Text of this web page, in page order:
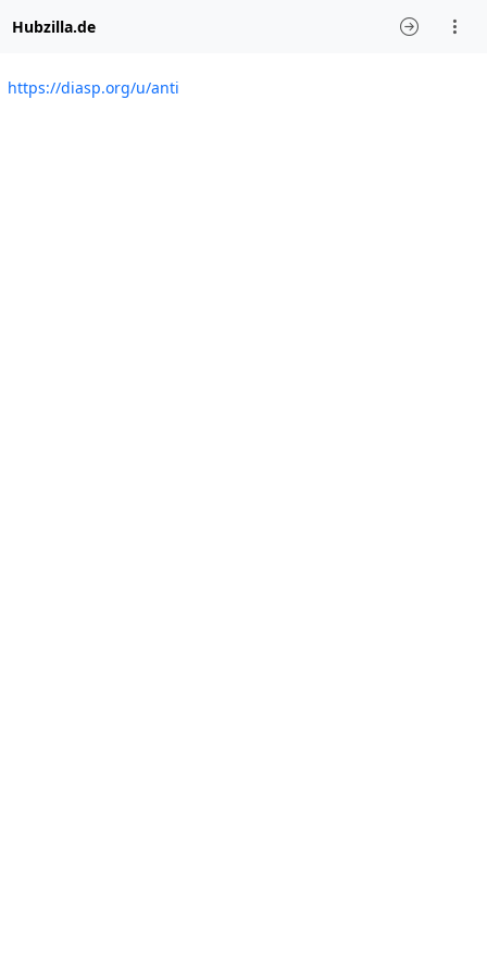
Hubzilla.de
https://diasp.org/u/anti